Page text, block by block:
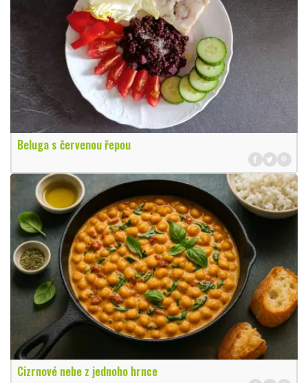
Beluga s červenou řepou
Cizrnové nebe z jednoho hrnce